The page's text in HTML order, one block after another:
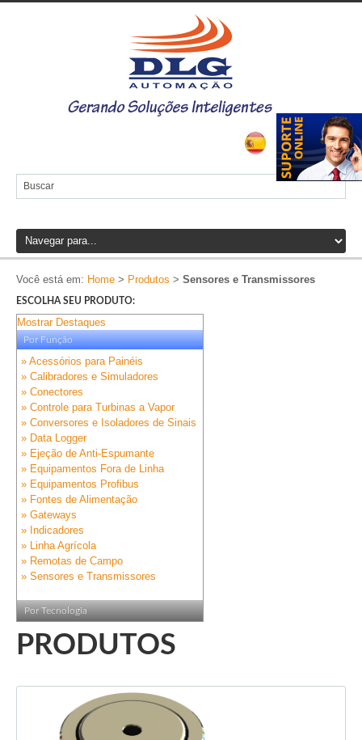
Você está em: Home > Produtos > Sensores e Transmissores
ESCOLHA SEU PRODUTO:
Mostrar Destaques
Por Função
» Acessórios para Painéis
» Calibradores e Simuladores
» Conectores
» Controle para Turbinas a Vapor
» Conversores e Isoladores de Sinais
» Data Logger
» Ejeção de Anti-Espumante
» Equipamentos Fora de Linha
» Equipamentos Profibus
» Fontes de Alimentação
» Gateways
» Indicadores
» Linha Agrícola
» Remotas de Campo
» Sensores e Transmissores
Por Tecnologia
PRODUTOS